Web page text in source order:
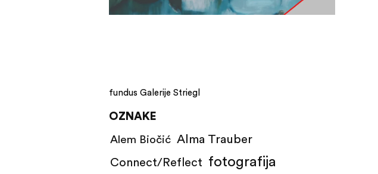
fundus Galerije Striegl
OZNAKE
Alem Biočić Alma Trauber
Connect/Reflect fotografija